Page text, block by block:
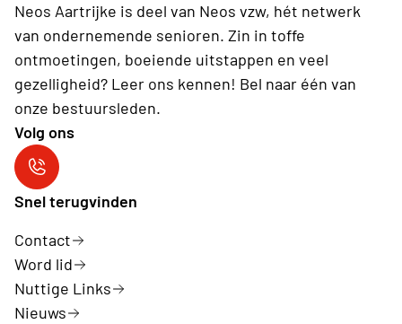
Neos Aartrijke is deel van Neos vzw, hét netwerk
van ondernemende senioren. Zin in toffe
ontmoetingen, boeiende uitstappen en veel
gezelligheid? Leer ons kennen! Bel naar één van
onze bestuursleden.
Volg ons
Neos Aartrijke
Snel terugvinden
Contact
Word lid
Nuttige Links
Nieuws